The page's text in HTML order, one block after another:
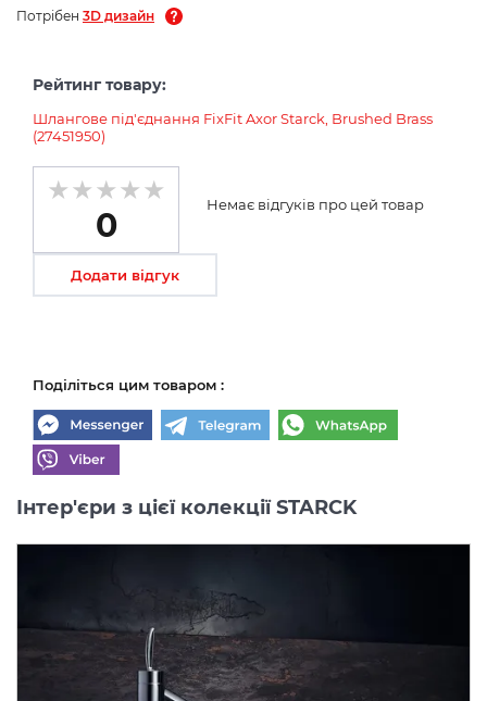
Потрібен 3D дизайн
Рейтинг товару:
Шлангове під'єднання FixFit Axor Starck, Brushed Brass
(27451950)
0
Немає відгуків про цей товар
Додати відгук
Поділіться цим товаром :
Інтер'єри з цієї колекції STARCK